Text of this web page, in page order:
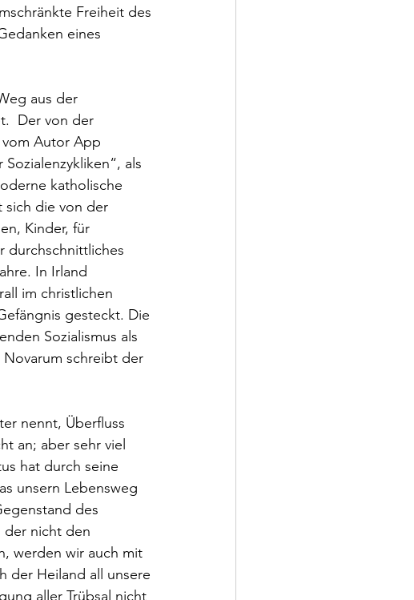
Freiheit des
eines
aus der
Der von der
Autor App
als
katholische
sich die von der
Kinder, für
durchschnittliches
In Irland
im christlichen
gesteckt. Die
Sozialismus als
Novarum schreibt der
nennt, Überfluss
an; aber sehr viel
hat durch seine
unsern Lebensweg
des
der nicht den
werden wir auch mit
der Heiland all unsere
aller Trübsal nicht